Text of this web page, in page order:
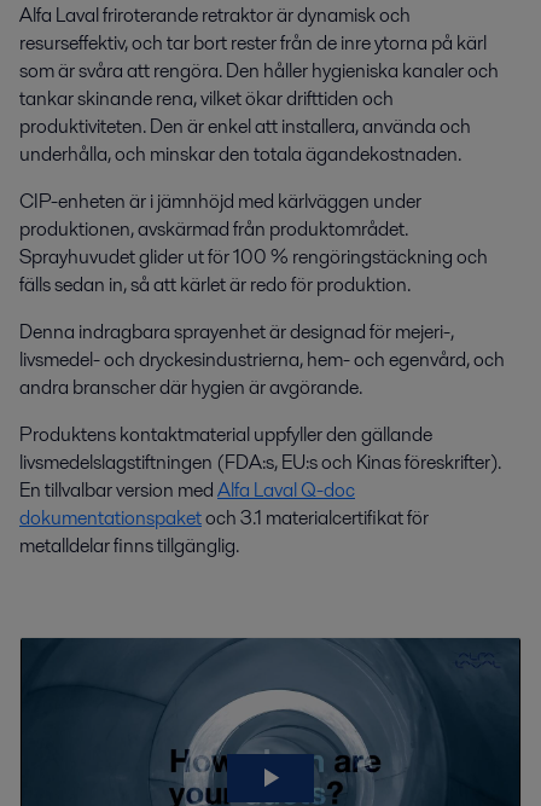
Alfa Laval friroterande retraktor är dynamisk och
resurseffektiv, och tar bort rester från de inre ytorna på kärl
som är svåra att rengöra. Den håller hygieniska kanaler och
tankar skinande rena, vilket ökar drifttiden och
produktiviteten. Den är enkel att installera, använda och
underhålla, och minskar den totala ägandekostnaden.
CIP-enheten är i jämnhöjd med kärlväggen under
produktionen, avskärmad från produktområdet.
Sprayhuvudet glider ut för 100 % rengöringstäckning och
fälls sedan in, så att kärlet är redo för produktion.
Denna indragbara sprayenhet är designad för mejeri-,
livsmedel- och dryckesindustrierna, hem- och egenvård, och
andra branscher där hygien är avgörande.
Produktens kontaktmaterial uppfyller den gällande
livsmedelslagstiftningen (FDA:s, EU:s och Kinas föreskrifter).
En tillvalbar version medAlfa Laval Q-doc
dokumentationspaketoch 3.1 materialcertifikat för
metalldelar finns tillgänglig.